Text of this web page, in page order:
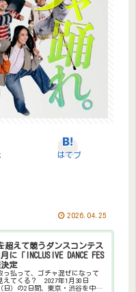
はてブ
2026.04.25
超えて競うダンスコンテス
に「INCLUSIVE DANCE FES
定
っ払って、ゴチャ混ぜになって
えてくる？ 2027年1月30日
日）の2日間、東京・渋谷を中心